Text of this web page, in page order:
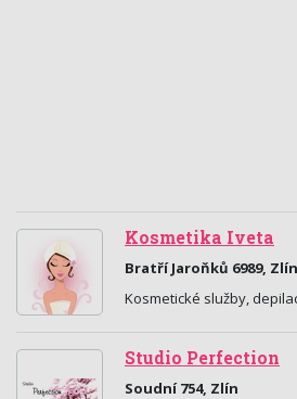
Kosmetika Iveta
Bratří Jaroňků 6989, Zlín
Kosmetické služby,
Studio Perfection
Soudní 754, Zlín